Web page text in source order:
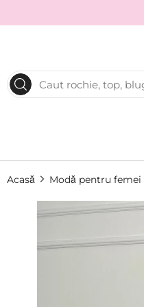
Acasă Modă pentru femei
to
end